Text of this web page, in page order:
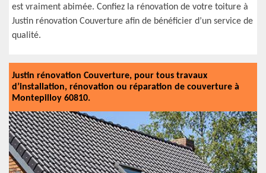
est vraiment abimée. Confiez la rénovation de votre toiture à
Justin rénovation Couverture afin de bénéficier d’un service de
qualité.
Justin rénovation Couverture, pour tous travaux
d’installation, rénovation ou réparation de couverture à
Montepilloy 60810.